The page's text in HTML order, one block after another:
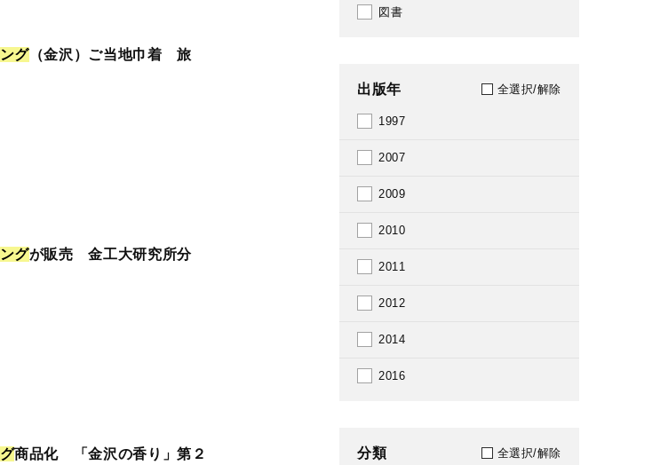
ング（金沢）ご当地巾着 旅
ングが販売 金工大研究所分
グ商品化 「金沢の香り」第２
図書
出版年 全選択/解除
1997
2007
2009
2010
2011
2012
2014
2016
分類 全選択/解除